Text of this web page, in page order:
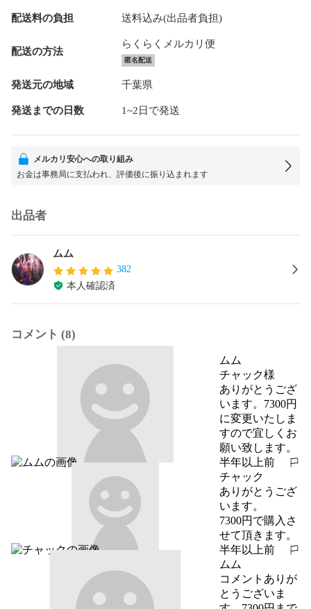
配送料の負担 送料込み(出品者負担)
配送の方法
らくらくメルカリ便
匿名配送
発送元の地域 千葉県
発送までの日数 1~2日で発送
メルカリ安心への取り組み
お金は事務局に支払われ、評価後に振り込まれます
出品者
ムム
382
本人確認済
コメント (8)
ムム
チャック様
ありがとうござ
います。7300円
に変更いたしま
すので宜しくお
願い致します。
半年以上前
報告する
チャック
ありがとうござ
います。
7300円で購入さ
せて頂きます。
半年以上前
報告する
ムム
コメントありが
とうございま